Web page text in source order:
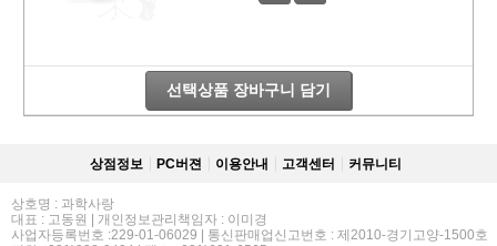
선택상품 장바구니 담기
상점정보 PC버젼 이용안내 고객센터 커뮤니티
상호명 : 과학사랑
대표 : 고동원 | 개인정보관리책임자 : 이미경
사업자등록번호 :229-01-06029 | 통신판매업신고번호 : 제2010-경기고양-1500호